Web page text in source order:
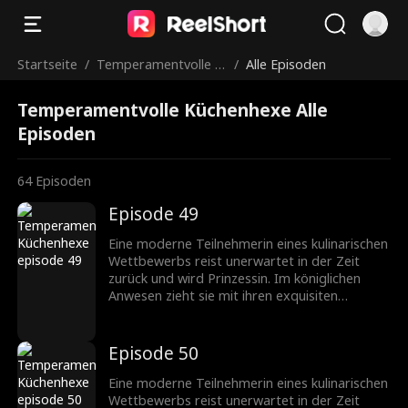
Startseite / Temperamentvolle K
/ Alle Episoden
Temperamentvolle Küchenhexe Alle
Episoden
64 Episoden
Episode 49
Eine moderne Teilnehmerin eines kulinarischen
Wettbewerbs reist unerwartet in der Zeit
zurück und wird Prinzessin. Im königlichen
Anwesen zieht sie mit ihren exquisiten
für den Prinzen. Die Prinzessin verlässt das
königliche Anwesen, nachdem sie verleumdet
wurde, und glänzt später mit ihren
kulinarischen Talenten. Kann sie andere
Episode 50
Eine moderne Teilnehmerin eines kulinarischen
Wettbewerbs reist unerwartet in der Zeit